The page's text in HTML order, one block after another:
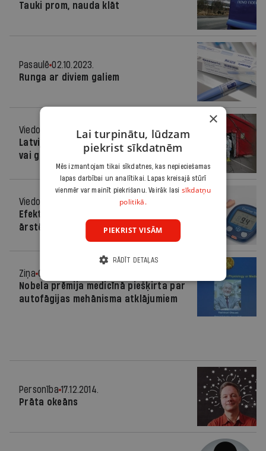
Tauki prom, nauda klāt
Pasaulē 02.10.2023.
Runga ar diviem galiem
Viedoklis
23.03.2020.
Latvijā katru dienu mirst 100 cilvēku -
vai gribam vairāk?
Viedoklis
Efektīvāka kardiovaskulāro slimību
ārstēšana: diabēta loma
Ziņa 03.10.2016.
Nobela prēmija medicīnā piešķirta par
autofāgijas mehānisma atklājumiem
Personība 17.12.2014.
Prāta okeāns
×
Lai turpinātu, lūdzam
piekrist sīkdatnēm
Mēs izmantojam tikai sīkdatnes, kas nepieciešamas
lapas darbībai un analītikai. Lapas kreisajā stūrī
vienmēr var mainīt piekrišanu. Vairāk lasi sīkdatņu
politikā.
PIEKRIST VISĀM
RĀDĪT DETAĻAS